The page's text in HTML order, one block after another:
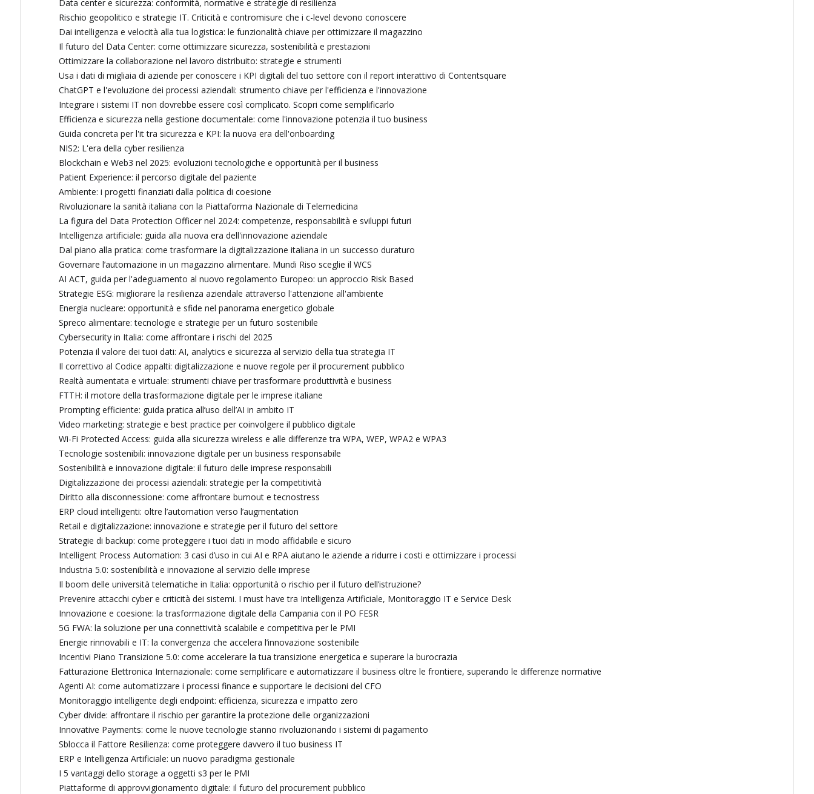
Data center e sicurezza: conformità, normative e strategie di resilienza
Rischio geopolitico e strategie IT. Criticità e contromisure che i c-level devono conoscere
Dai intelligenza e velocità alla tua logistica: le funzionalità chiave per ottimizzare il magazzino
Il futuro del Data Center: come ottimizzare sicurezza, sostenibilità e prestazioni
Ottimizzare la collaborazione nel lavoro distribuito: strategie e strumenti
Usa i dati di migliaia di aziende per conoscere i KPI digitali del tuo settore con il report interattivo di Contentsquare
ChatGPT e l'evoluzione dei processi aziendali: strumento chiave per l'efficienza e l'innovazione
Integrare i sistemi IT non dovrebbe essere così complicato. Scopri come semplificarlo
Efficienza e sicurezza nella gestione documentale: come l'innovazione potenzia il tuo business
Guida concreta per l'it tra sicurezza e KPI: la nuova era dell'onboarding
NIS2: L'era della cyber resilienza
Blockchain e Web3 nel 2025: evoluzioni tecnologiche e opportunità per il business
Patient Experience: il percorso digitale del paziente
Ambiente: i progetti finanziati dalla politica di coesione
Rivoluzionare la sanità italiana con la Piattaforma Nazionale di Telemedicina
La figura del Data Protection Officer nel 2024: competenze, responsabilità e sviluppi futuri
Intelligenza artificiale: guida alla nuova era dell'innovazione aziendale
Dal piano alla pratica: come trasformare la digitalizzazione italiana in un successo duraturo
Governare l’automazione in un magazzino alimentare. Mundi Riso sceglie il WCS
AI ACT, guida per l'adeguamento al nuovo regolamento Europeo: un approccio Risk Based
Strategie ESG: migliorare la resilienza aziendale attraverso l'attenzione all'ambiente
Energia nucleare: opportunità e sfide nel panorama energetico globale
Spreco alimentare: tecnologie e strategie per un futuro sostenibile
Cybersecurity in Italia: come affrontare i rischi del 2025
Potenzia il valore dei tuoi dati: AI, analytics e sicurezza al servizio della tua strategia IT
Il correttivo al Codice appalti: digitalizzazione e nuove regole per il procurement pubblico
Realtà aumentata e virtuale: strumenti chiave per trasformare produttività e business
FTTH: il motore della trasformazione digitale per le imprese italiane
Prompting efficiente: guida pratica all’uso dell’AI in ambito IT
Video marketing: strategie e best practice per coinvolgere il pubblico digitale
Wi-Fi Protected Access: guida alla sicurezza wireless e alle differenze tra WPA, WEP, WPA2 e WPA3
Tecnologie sostenibili: innovazione digitale per un business responsabile
Sostenibilità e innovazione digitale: il futuro delle imprese responsabili
Digitalizzazione dei processi aziendali: strategie per la competitività
Diritto alla disconnessione: come affrontare burnout e tecnostress
ERP cloud intelligenti: oltre l’automation verso l’augmentation
Retail e digitalizzazione: innovazione e strategie per il futuro del settore
Strategie di backup: come proteggere i tuoi dati in modo affidabile e sicuro
Intelligent Process Automation: 3 casi d’uso in cui AI e RPA aiutano le aziende a ridurre i costi e ottimizzare i processi
Industria 5.0: sostenibilità e innovazione al servizio delle imprese
Il boom delle università telematiche in Italia: opportunità o rischio per il futuro dell’istruzione?
Prevenire attacchi cyber e criticità dei sistemi. I must have tra Intelligenza Artificiale, Monitoraggio IT e Service Desk
Innovazione e coesione: la trasformazione digitale della Campania con il PO FESR
5G FWA: la soluzione per una connettività scalabile e competitiva per le PMI
Energie rinnovabili e IT: la convergenza che accelera l’innovazione sostenibile
Incentivi Piano Transizione 5.0: come accelerare la tua transizione energetica e superare la burocrazia
Fatturazione Elettronica Internazionale: come semplificare e automatizzare il business oltre le frontiere, superando le differenze normative
Agenti AI: come automatizzare i processi finance e supportare le decisioni del CFO
Monitoraggio intelligente degli endpoint: efficienza, sicurezza e impatto zero
Cyber divide: affrontare il rischio per garantire la protezione delle organizzazioni
Innovative Payments: come le nuove tecnologie stanno rivoluzionando i sistemi di pagamento
Sblocca il Fattore Resilienza: come proteggere davvero il tuo business IT
ERP e Intelligenza Artificiale: un nuovo paradigma gestionale
I 5 vantaggi dello storage a oggetti s3 per le PMI
Piattaforme di approvvigionamento digitale: il futuro del procurement pubblico